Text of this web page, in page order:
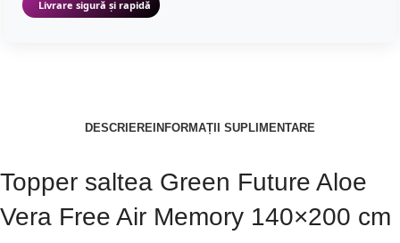
Livrare sigură și rapidă
DESCRIERE INFORMAȚII SUPLIMENTARE
Topper saltea Green Future Aloe
Vera Free Air Memory 140×200 cm